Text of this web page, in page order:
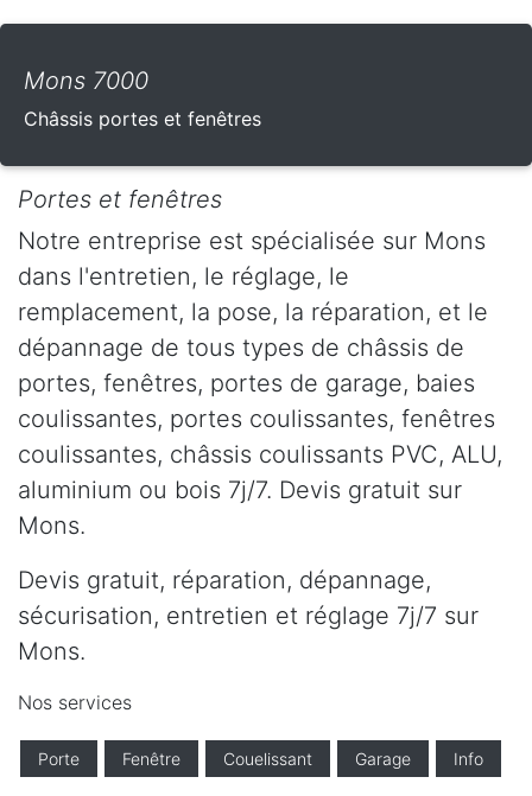
Mons 7000
Châssis portes et fenêtres
Portes et fenêtres
Notre entreprise est spécialisée sur Mons
dans l'entretien, le réglage, le
remplacement, la pose, la réparation, et le
dépannage de tous types de châssis de
portes, fenêtres, portes de garage, baies
coulissantes, portes coulissantes, fenêtres
coulissantes, châssis coulissants PVC, ALU,
aluminium ou bois 7j/7. Devis gratuit sur
Mons.
Devis gratuit, réparation, dépannage,
sécurisation, entretien et réglage 7j/7 sur
Mons.
Nos services
Porte Fenêtre Couelissant Garage Info